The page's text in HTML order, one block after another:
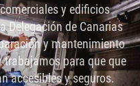
y edificios
Delegación de Canarias
y mantenimiento
trabajamos para que que
accesibles y seguros.